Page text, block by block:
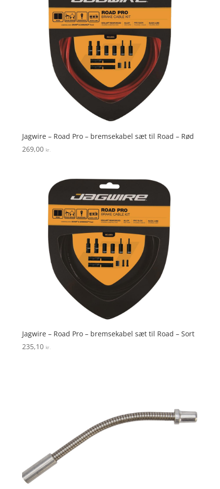
Jagwire – Road Pro – bremsekabel sæt til Road – Rød
269,00 kr.
Jagwire – Road Pro – bremsekabel sæt til Road – Sort
235,10 kr.